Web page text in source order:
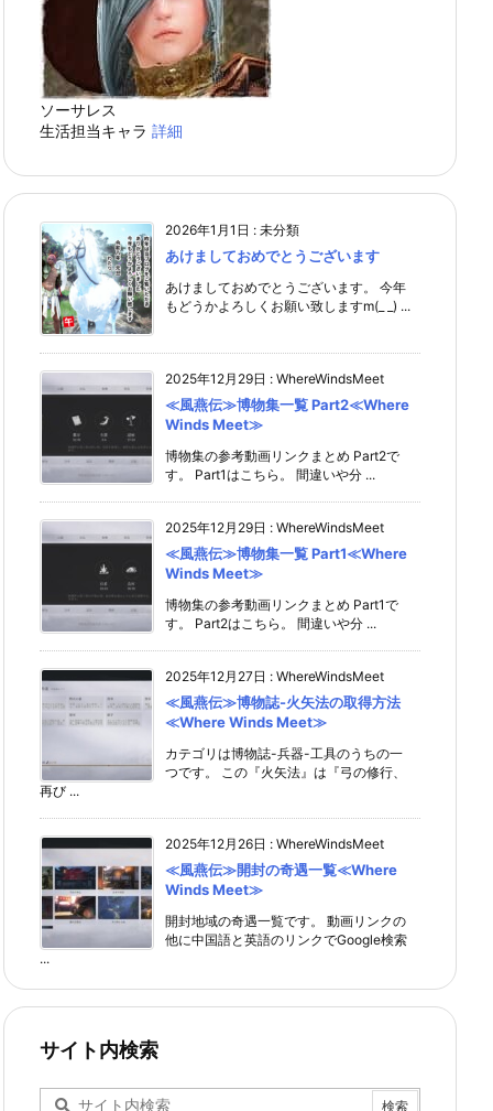
ソーサレス
生活担当キャラ 詳細
2026年1月1日 : 未分類
あけましておめでとうございます
あけましておめでとうございます。 今年
もどうかよろしくお願い致しますm(_ _) ...
2025年12月29日 : WhereWindsMeet
≪風燕伝≫博物集一覧 Part2≪Where
Winds Meet≫
博物集の参考動画リンクまとめ Part2で
す。 Part1はこちら。 間違いや分 ...
2025年12月29日 : WhereWindsMeet
≪風燕伝≫博物集一覧 Part1≪Where
Winds Meet≫
博物集の参考動画リンクまとめ Part1で
す。 Part2はこちら。 間違いや分 ...
2025年12月27日 : WhereWindsMeet
≪風燕伝≫博物誌-火矢法の取得方法
≪Where Winds Meet≫
カテゴリは博物誌-兵器-工具のうちの一
つです。 この『火矢法』は『弓の修行、
再び ...
2025年12月26日 : WhereWindsMeet
≪風燕伝≫開封の奇遇一覧≪Where
Winds Meet≫
開封地域の奇遇一覧です。 動画リンクの
他に中国語と英語のリンクでGoogle検索
...
サイト内検索